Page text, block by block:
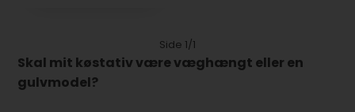
Side 1/1
Skal mit køstativ være væghængt eller en
gulvmodel?